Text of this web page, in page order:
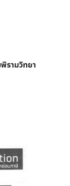
รามวิทยา